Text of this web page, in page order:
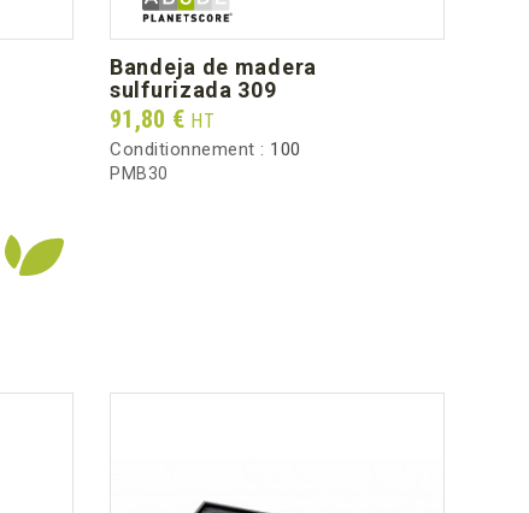
bandeja de madera
sulfurizada 309
Prix
91,80 € HT
Conditionnement : 100
PMB30